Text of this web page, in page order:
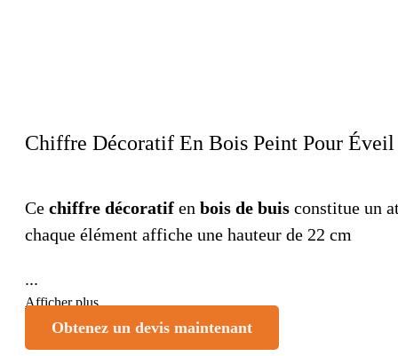
Chiffre Décoratif En Bois Peint Pour Éveil
Ce chiffre décoratif en bois de buis constitue un
chaque élément affiche une hauteur de 22 cm
...
Afficher plus
Obtenez un devis maintenant